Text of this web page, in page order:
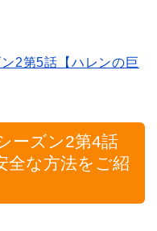
2第5話【ハレンの巨
ーズン2第4話
全な方法をご紹